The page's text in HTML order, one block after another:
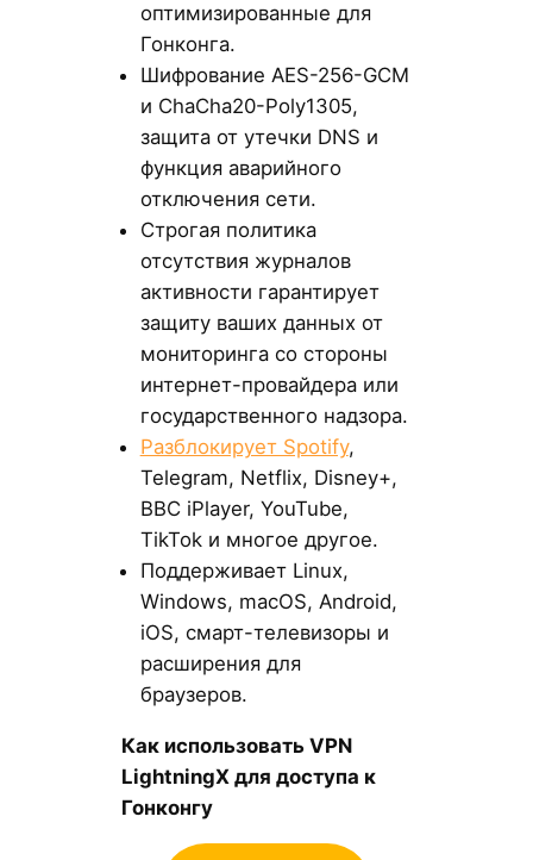
оптимизированные для
Гонконга.
Шифрование AES-256-GCM
и ChaCha20-Poly1305,
защита от утечки DNS и
функция аварийного
отключения сети.
Строгая политика
отсутствия журналов
активности гарантирует
защиту ваших данных от
мониторинга со стороны
интернет-провайдера или
государственного надзора.
Разблокирует Spotify,
Telegram, Netflix, Disney+,
BBC iPlayer, YouTube,
TikTok и многое другое.
Поддерживает Linux,
Windows, macOS, Android,
iOS, смарт-телевизоры и
расширения для
браузеров.
Как использовать VPN
LightningX для доступа к
Гонконгу